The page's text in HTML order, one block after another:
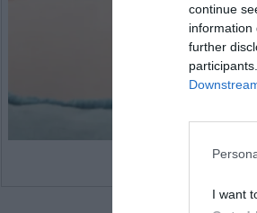
continue
information
further
I want
©